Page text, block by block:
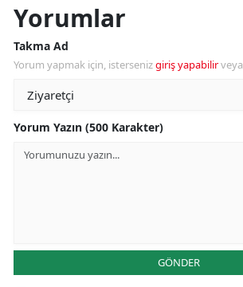
Yorumlar
Takma Ad
Yorum yapmak için, istersenizgiriş yapabilirveya
Yorum Yazın (500 Karakter)
GÖNDER